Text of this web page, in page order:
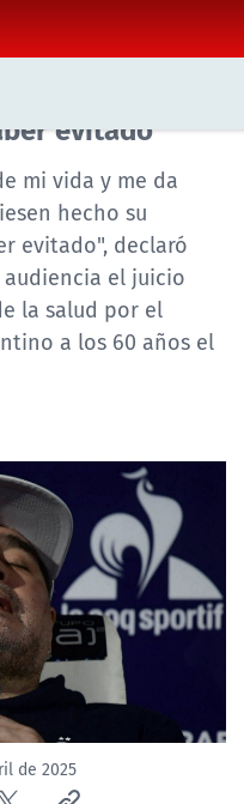
que su
evitado"
mi vida y me da
hecho su
evitado", declaró
el juicio
la salud por el
a los 60 años el
de 2025